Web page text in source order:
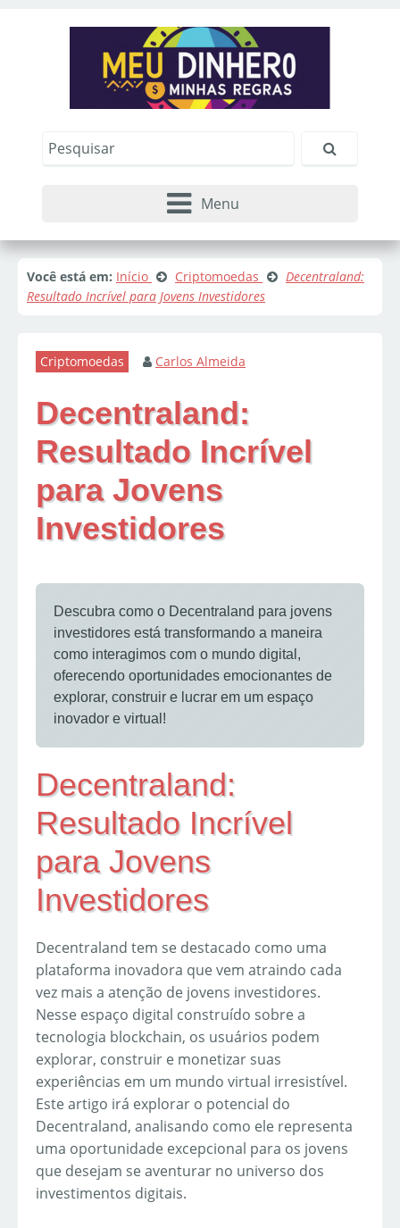
Menu
Você está em: Início Criptomoedas
Decentraland:
Resultado Incrível para Jovens Investidores
Criptomoedas Carlos Almeida
Decentraland:
Resultado Incrível
para Jovens
Investidores
Descubra como o Decentraland para jovens
investidores está transformando a maneira
como interagimos com o mundo digital,
oferecendo oportunidades emocionantes de
explorar, construir e lucrar em um espaço
inovador e virtual!
Decentraland:
Resultado Incrível
para Jovens
Investidores
Decentraland tem se destacado como uma
plataforma inovadora que vem atraindo cada
vez mais a atenção de jovens investidores.
Nesse espaço digital construído sobre a
tecnologia blockchain, os usuários podem
explorar, construir e monetizar suas
experiências em um mundo virtual irresistível.
Este artigo irá explorar o potencial do
Decentraland, analisando como ele representa
uma oportunidade excepcional para os jovens
que desejam se aventurar no universo dos
investimentos digitais.